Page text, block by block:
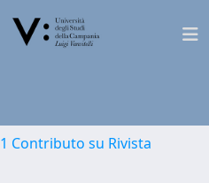
1 Contributo su Rivista